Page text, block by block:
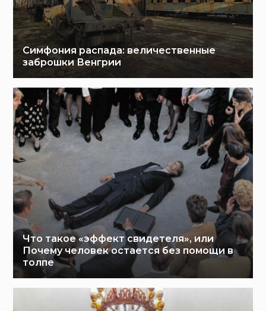
Симфония распада: величественные
заброшки Венгрии
Что такое «эффект свидетеля», или
Почему человек остается без помощи в
толпе